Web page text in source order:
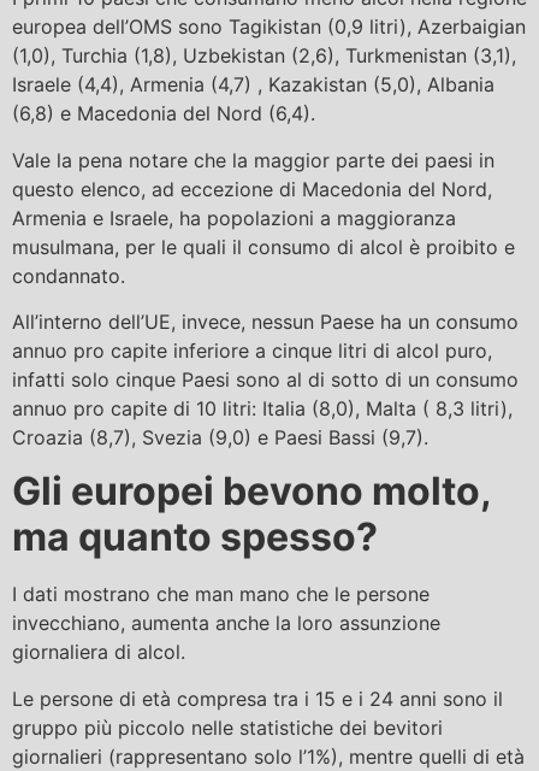
europea dell’OMS sono Tagikistan (0,9 litri), Azerbaigian
(1,0), Turchia (1,8), Uzbekistan (2,6), Turkmenistan (3,1),
Israele (4,4), Armenia (4,7) , Kazakistan (5,0), Albania
(6,8) e Macedonia del Nord (6,4).
Vale la pena notare che la maggior parte dei paesi in
questo elenco, ad eccezione di Macedonia del Nord,
Armenia e Israele, ha popolazioni a maggioranza
musulmana, per le quali il consumo di alcol è proibito e
condannato.
All’interno dell’UE, invece, nessun Paese ha un consumo
annuo pro capite inferiore a cinque litri di alcol puro,
infatti solo cinque Paesi sono al di sotto di un consumo
annuo pro capite di 10 litri: Italia (8,0), Malta ( 8,3 litri),
Croazia (8,7), Svezia (9,0) e Paesi Bassi (9,7).
Gli europei bevono molto,
ma quanto spesso?
I dati mostrano che man mano che le persone
invecchiano, aumenta anche la loro assunzione
giornaliera di alcol.
Le persone di età compresa tra i 15 e i 24 anni sono il
gruppo più piccolo nelle statistiche dei bevitori
giornalieri (rappresentano solo l’1%), mentre quelli di età